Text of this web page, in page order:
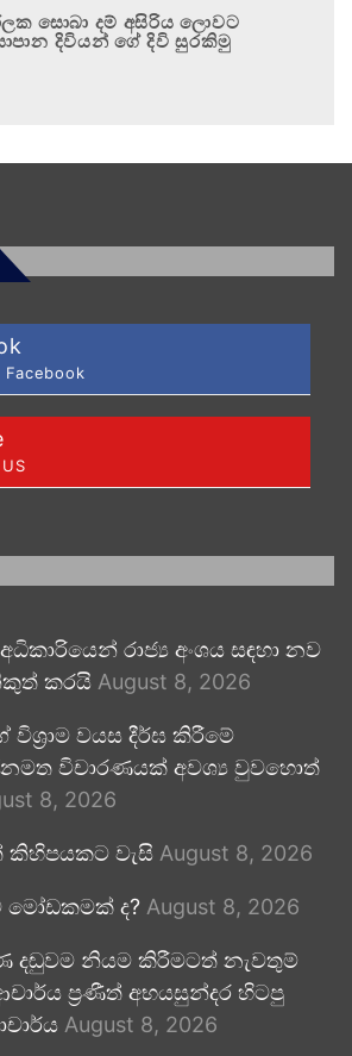
සොබා දම් අසිරිය ලොවට
දිවියන් ගේ දිවි සුරකිමු
Facebook
රාජ්‍ය අංශය සඳහා නව
කරයි August 8, 2026
වයස දීර්ඝ කිරීමේ
විචාරණයක් අවශ්‍ය වුවහොත්
8, 2026
කිහිපයකට වැසි August 8, 2026
මෝඩකමක් ද? August 8, 2026
දඬුවම නියම කිරීමටත් නැවතුම්
ප්‍රණීත් අභයසුන්දර හිටපු
August 8, 2026